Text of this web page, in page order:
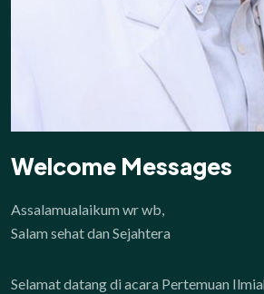
Welcome Messages
Assalamualaikum wr wb,
Salam sehat dan Sejahtera
Selamat datang di acara Pertemuan